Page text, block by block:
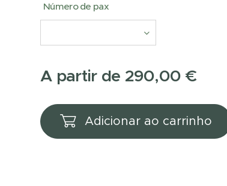
Número de pax
A partir de 290,00 €
Adicionar ao carrinho